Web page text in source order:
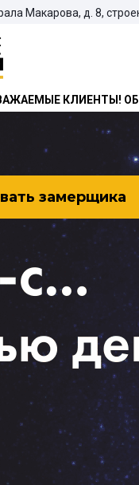
Макарова, д. 8,
КЛИЕНТЫ!
замерщика